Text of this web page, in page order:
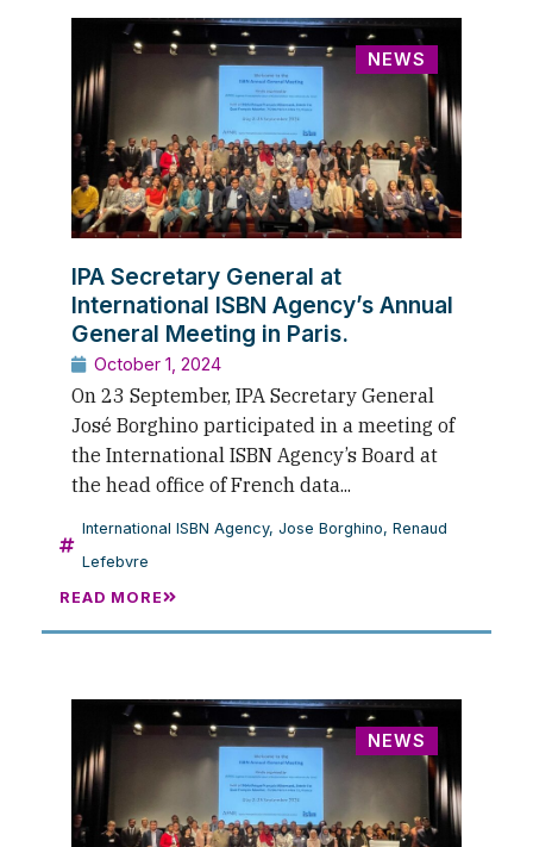
NEWS
IPA Secretary General at
International ISBN Agency’s Annual
General Meeting in Paris.
October 1, 2024
On 23 September, IPA Secretary General
José Borghino participated in a meeting of
the International ISBN Agency’s Board at
the head office of French data...
International ISBN Agency, Jose Borghino, Renaud
Lefebvre
READ MORE
NEWS